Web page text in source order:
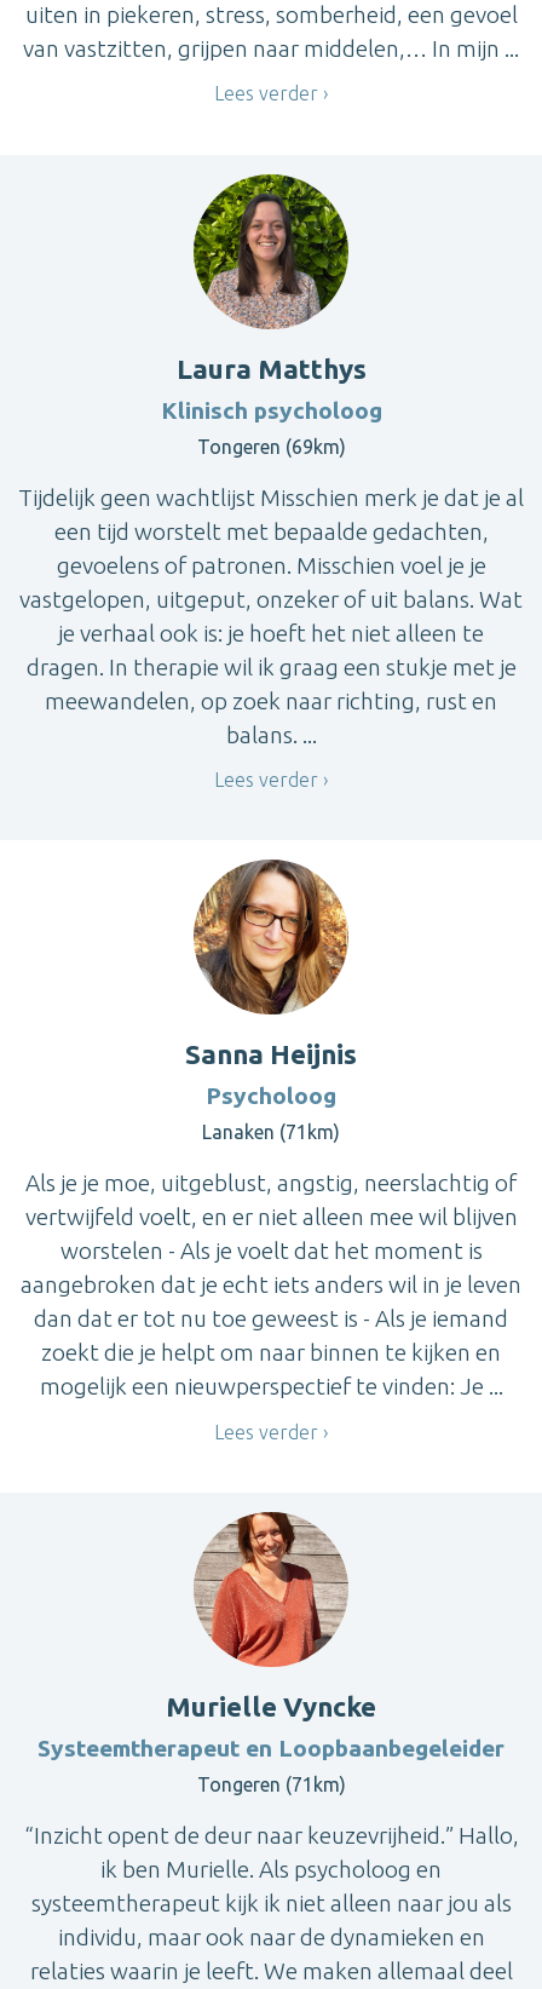
uiten in piekeren, stress, somberheid, een gevoel
van vastzitten, grijpen naar middelen,… In mijn ...
Lees verder
Laura Matthys
Klinisch psycholoog
Tongeren (69km)
Tijdelijk geen wachtlijst Misschien merk je dat je al
een tijd worstelt met bepaalde gedachten,
gevoelens of patronen. Misschien voel je je
vastgelopen, uitgeput, onzeker of uit balans. Wat
je verhaal ook is: je hoeft het niet alleen te
dragen. In therapie wil ik graag een stukje met je
meewandelen, op zoek naar richting, rust en
balans. ...
Lees verder
Sanna Heijnis
Psycholoog
Lanaken (71km)
Als je je moe, uitgeblust, angstig, neerslachtig of
vertwijfeld voelt, en er niet alleen mee wil blijven
worstelen - Als je voelt dat het moment is
aangebroken dat je echt iets anders wil in je leven
dan dat er tot nu toe geweest is - Als je iemand
zoekt die je helpt om naar binnen te kijken en
mogelijk een nieuwperspectief te vinden: Je ...
Lees verder
Murielle Vyncke
Systeemtherapeut en Loopbaanbegeleider
Tongeren (71km)
“Inzicht opent de deur naar keuzevrijheid.” Hallo,
ik ben Murielle. Als psycholoog en
systeemtherapeut kijk ik niet alleen naar jou als
individu, maar ook naar de dynamieken en
relaties waarin je leeft. We maken allemaal deel